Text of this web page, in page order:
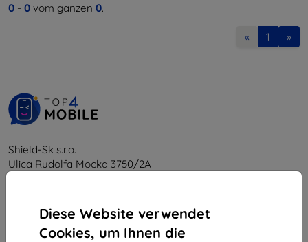
Diese Website verwendet
Cookies, um Ihnen die
0 - 0 vom ganzen 0.
« 1 »
Shield-Sk s.r.o.
Ulica Rudolfa Mocka 3750/2A
USt-IdNr.:SK2023549671